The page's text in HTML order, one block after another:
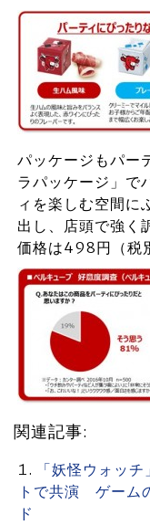
パッケージもパー
ラパッケージ」で
ィを楽しむ空間に
出し、店頭で強く
価格は498円（税
関連記事:
「妖怪ウォッ
トで共演 ゲーム
ド